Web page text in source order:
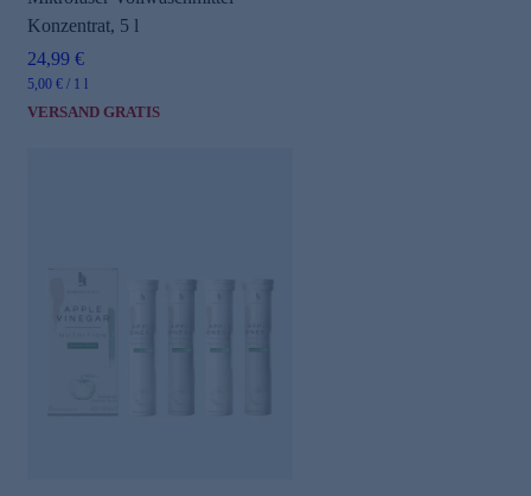
Konzentrat, 5 l
24,99 €
5,00 € / 1 l
VERSAND GRATIS